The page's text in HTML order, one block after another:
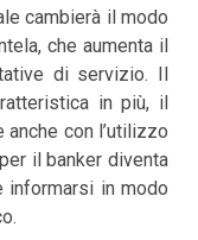
cambierà il modo
che aumenta il
di servizio. Il
in più, il
con l’utilizzo
il banker diventa
informarsi in modo